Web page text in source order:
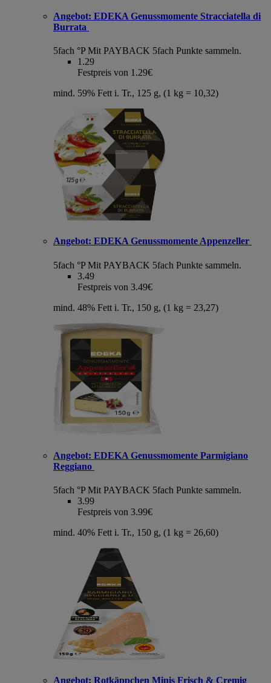
Angebot: EDEKA Genussmomente Stracciatella di
Burrata
5fach °P Mit PAYBACK 5fach Punkte sammeln.
1.29
Festpreis von 1.29€
mind. 59% Fett i. Tr., 125 g, (1 kg = 10,32)
Angebot: EDEKA Genussmomente Appenzeller
5fach °P Mit PAYBACK 5fach Punkte sammeln.
3.49
Festpreis von 3.49€
mind. 48% Fett i. Tr., 150 g, (1 kg = 23,27)
Angebot: EDEKA Genussmomente Parmigiano
Reggiano
5fach °P Mit PAYBACK 5fach Punkte sammeln.
3.99
Festpreis von 3.99€
mind. 40% Fett i. Tr., 150 g, (1 kg = 26,60)
Angebot: Rotkäppchen Minis Frisch & Cremig